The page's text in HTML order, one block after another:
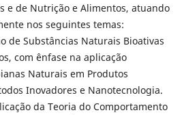
e de Nutrição e Alimentos, atuando
nos seguintes temas:
de Substâncias Naturais Bioativas
com ênfase na aplicação
Naturais em Produtos
Inovadores e Nanotecnologia.
da Teoria do Comportamento